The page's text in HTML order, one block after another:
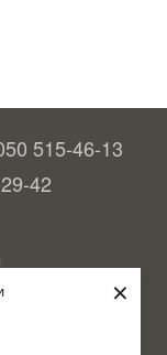
×
515-46-13
42